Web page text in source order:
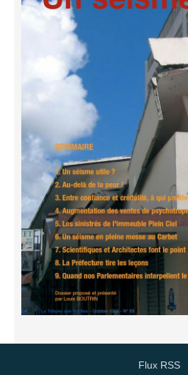
Flux RSS